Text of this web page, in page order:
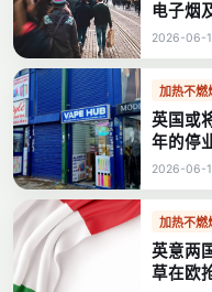
电子烟
2026-06-
加热不燃
英国或
年的停
2026-06-
加热不燃
英意两
草在欧